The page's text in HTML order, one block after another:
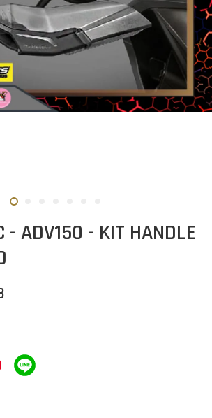
ADV150 - KIT HANDLE